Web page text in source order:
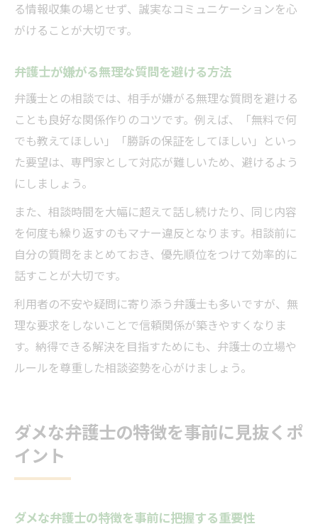
る情報収集の場とせず、誠実なコミュニケーションを心
がけることが大切です。
弁護士が嫌がる無理な質問を避ける方法
弁護士との相談では、相手が嫌がる無理な質問を避ける
ことも良好な関係作りのコツです。例えば、「無料で何
でも教えてほしい」「勝訴の保証をしてほしい」といっ
た要望は、専門家として対応が難しいため、避けるよう
にしましょう。
また、相談時間を大幅に超えて話し続けたり、同じ内容
を何度も繰り返すのもマナー違反となります。相談前に
自分の質問をまとめておき、優先順位をつけて効率的に
話すことが大切です。
利用者の不安や疑問に寄り添う弁護士も多いですが、無
理な要求をしないことで信頼関係が築きやすくなりま
す。納得できる解決を目指すためにも、弁護士の立場や
ルールを尊重した相談姿勢を心がけましょう。
ダメな弁護士の特徴を事前に見抜くポ
イント
ダメな弁護士の特徴を事前に把握する重要性